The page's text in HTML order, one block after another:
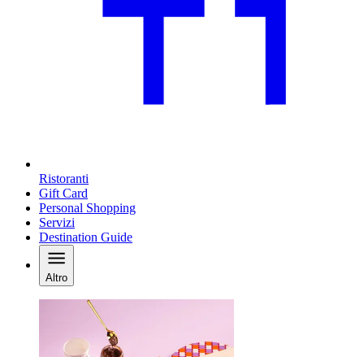
Ristoranti
Gift Card
Personal Shopping
Servizi
Destination Guide
Altro